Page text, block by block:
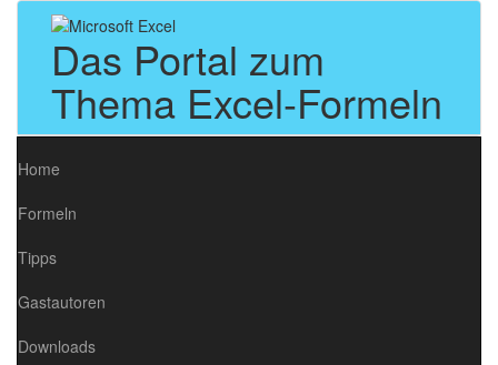
Das Portal zum
Thema Excel-Formeln
Home
Formeln
Tipps
Gastautoren
Downloads